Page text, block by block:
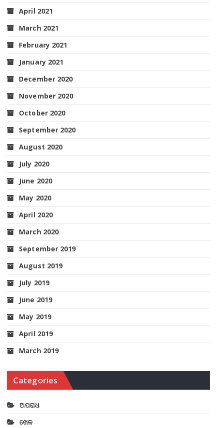
April 2021
March 2021
February 2021
January 2021
December 2020
November 2020
October 2020
September 2020
August 2020
July 2020
June 2020
May 2020
April 2020
March 2020
September 2019
August 2019
July 2019
June 2019
May 2019
April 2019
March 2019
Categories
ଅପରାଧ
ଖେଳ